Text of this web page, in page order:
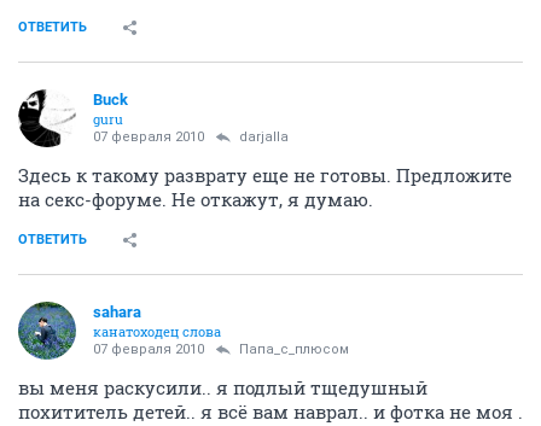
ОТВЕТИТЬ
Buck
guru
07 февраля 2010 darjalla
Здесь к такому разврату еще не готовы. Предложите
на секс-форуме. Не откажут, я думаю.
ОТВЕТИТЬ
sahara
канатоходец слова
07 февраля 2010 Папа_с_плюсом
вы меня раскусили.. я подлый тщедушный
похититель детей.. я всё вам наврал.. и фотка не моя .